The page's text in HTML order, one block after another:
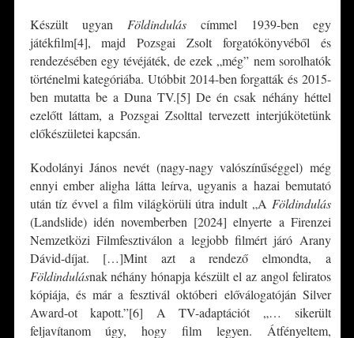
Készült ugyan Földinduláscímmel 1939-ben egy
játékfilm[4], majd Pozsgai Zsolt forgatókönyvéből és
rendezésében egy tévéjáték, de ezek „még” nem sorolhatók
történelmi kategóriába. Utóbbit 2014-ben forgatták és 2015-
ben mutatta be a Duna TV.[5] De én csak néhány héttel
ezelőtt láttam, a Pozsgai Zsolttal tervezett interjúkötetünk
előkészületei kapcsán.
Kodolányi János nevét (nagy-nagy valószínűséggel) még
ennyi ember aligha látta leírva, ugyanis a hazai bemutató
után tíz évvel a film világkörüli útra indult „A Földindulás
(Landslide) idén novemberben [2024] elnyerte a Firenzei
Nemzetközi Filmfesztiválon a legjobb filmért járó Arany
Dávid-díjat. […]Mint azt a rendező elmondta, a
Földindulásnak néhány hónapja készült el az angol feliratos
kópiája, és már a fesztivál októberi előválogatóján Silver
Award-ot kapott.”[6] A TV-adaptációt „… sikerült
feljavítanom úgy, hogy film legyen. Átfényeltem,